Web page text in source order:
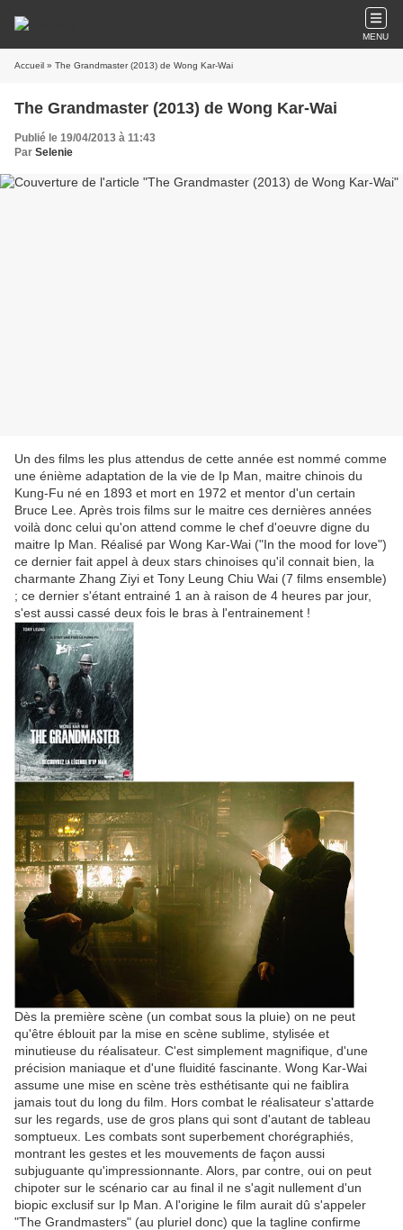
MENU
Accueil » The Grandmaster (2013) de Wong Kar-Wai
The Grandmaster (2013) de Wong Kar-Wai
Publié le 19/04/2013 à 11:43
Par Selenie
Un des films les plus attendus de cette année est nommé comme
une énième adaptation de la vie de Ip Man, maitre chinois du
Kung-Fu né en 1893 et mort en 1972 et mentor d'un certain
Bruce Lee. Après trois films sur le maitre ces dernières années
voilà donc celui qu'on attend comme le chef d'oeuvre digne du
maitre Ip Man. Réalisé par Wong Kar-Wai ("In the mood for love")
ce dernier fait appel à deux stars chinoises qu'il connait bien, la
charmante Zhang Ziyi et Tony Leung Chiu Wai (7 films ensemble)
; ce dernier s'étant entrainé 1 an à raison de 4 heures par jour,
s'est aussi cassé deux fois le bras à l'entrainement !
Dès la première scène (un combat sous la pluie) on ne peut
qu'être éblouit par la mise en scène sublime, stylisée et
minutieuse du réalisateur. C'est simplement magnifique, d'une
précision maniaque et d'une fluidité fascinante. Wong Kar-Wai
assume une mise en scène très esthétisante qui ne faiblira
jamais tout du long du film. Hors combat le réalisateur s'attarde
sur les regards, use de gros plans qui sont d'autant de tableau
somptueux. Les combats sont superbement chorégraphiés,
montrant les gestes et les mouvements de façon aussi
subjuguante qu'impressionnante. Alors, par contre, oui on peut
chipoter sur le scénario car au final il ne s'agit nullement d'un
biopic exclusif sur Ip Man. A l'origine le film aurait dû s'appeler
"The Grandmasters" (au pluriel donc) que la tagline confirme